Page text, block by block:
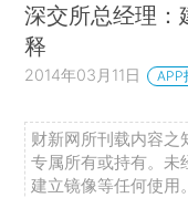
深交所总经理：
释
2014年03月11日 APP
财新网所刊载内容之
专属所有或持有。未
建立镜像等任何使用。